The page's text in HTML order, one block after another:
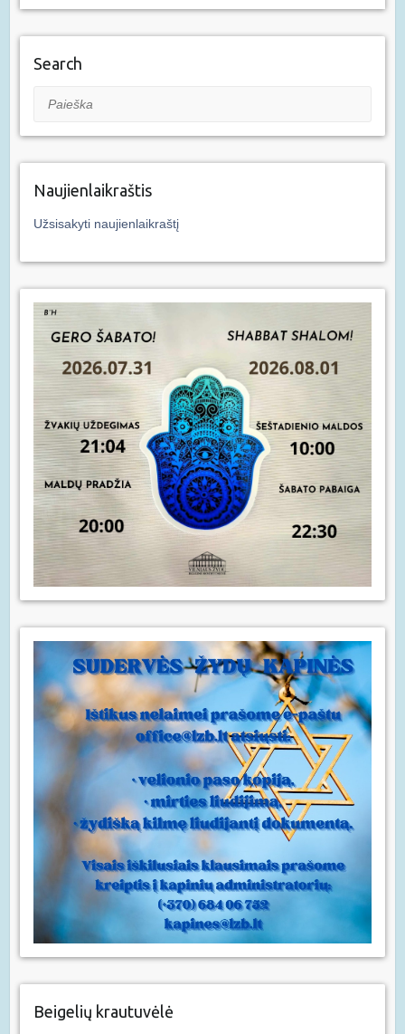
Search
Paieška
Naujienlaikraštis
Užsisakyti naujienlaikraštį
Beigelių krautuvėlė